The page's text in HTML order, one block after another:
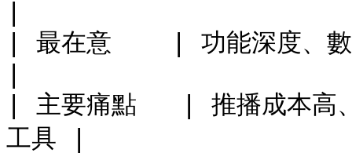
| 最在意    | 功能深度、
| 主要痛點   | 推播成本高
工具 |